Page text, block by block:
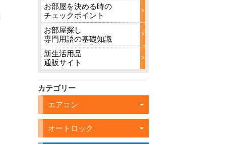
お部屋を決める時の
チェックポイント
お部屋探し
専門用語の基礎知識
新生活用品
通販サイト
カテゴリー
エアコン
オートロック